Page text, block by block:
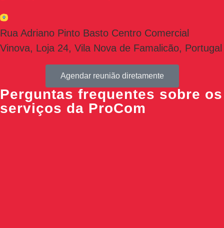
Rua Adriano Pinto Basto Centro Comercial
Vinova, Loja 24, Vila Nova de Famalicão, Portugal
Agendar reunião diretamente
Perguntas frequentes sobre os
serviços da ProCom